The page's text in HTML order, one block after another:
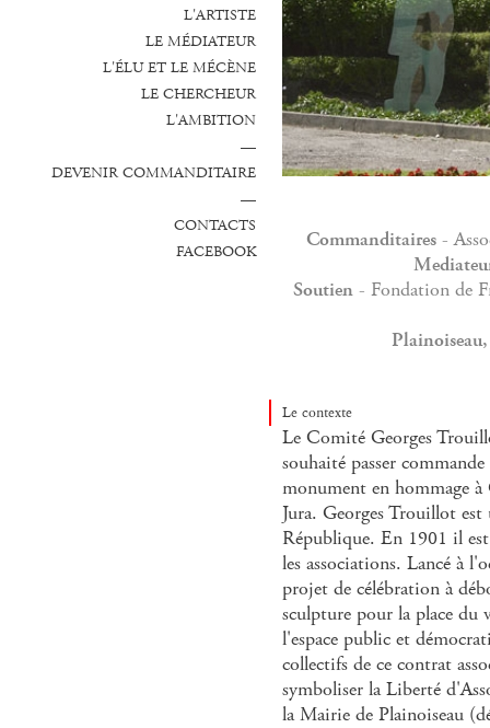
L'ARTISTE
LE MÉDIATEUR
L'ÉLU ET LE MÉCÈNE
LE CHERCHEUR
L'AMBITION
—
DEVENIR COMMANDITAIRE
—
CONTACTS
FACEBOOK
Commanditaires-
Soutien - Fondation de
Le contexte
Le Comité Georges
souhaité passer
monument en hommage
Jura. Georges Trouillot
République. En 1901 il
les associations. Lancé à
projet de célébration à
sculpture pour la place du
l'espace public et
collectifs de ce contrat
symboliser la Liberté
la Mairie de Plainoiseau